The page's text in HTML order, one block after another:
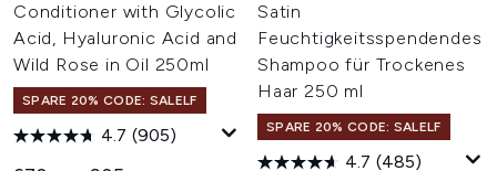
Conditioner with Glycolic
Acid, Hyaluronic Acid and
Wild Rose in Oil 250ml
SPARE 20% CODE: SALELF
4.7 (905)
Satin
Feuchtigkeitsspendendes
Shampoo für Trockenes
Haar 250 ml
SPARE 20% CODE: SALELF
4.7 (485)